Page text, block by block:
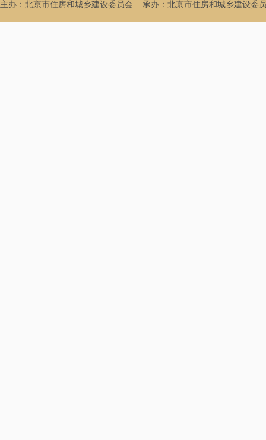
主办：北京市住房和城乡建设委员会 承办：北京市住房和城乡建设委